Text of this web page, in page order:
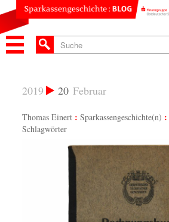
20 Februar
2019
Thomas Einert Sparkassengeschichte(n)
Schlagwörter